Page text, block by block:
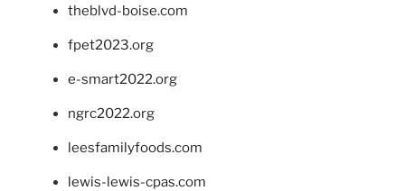
theblvd-boise.com
fpet2023.org
e-smart2022.org
ngrc2022.org
leesfamilyfoods.com
lewis-lewis-cpas.com